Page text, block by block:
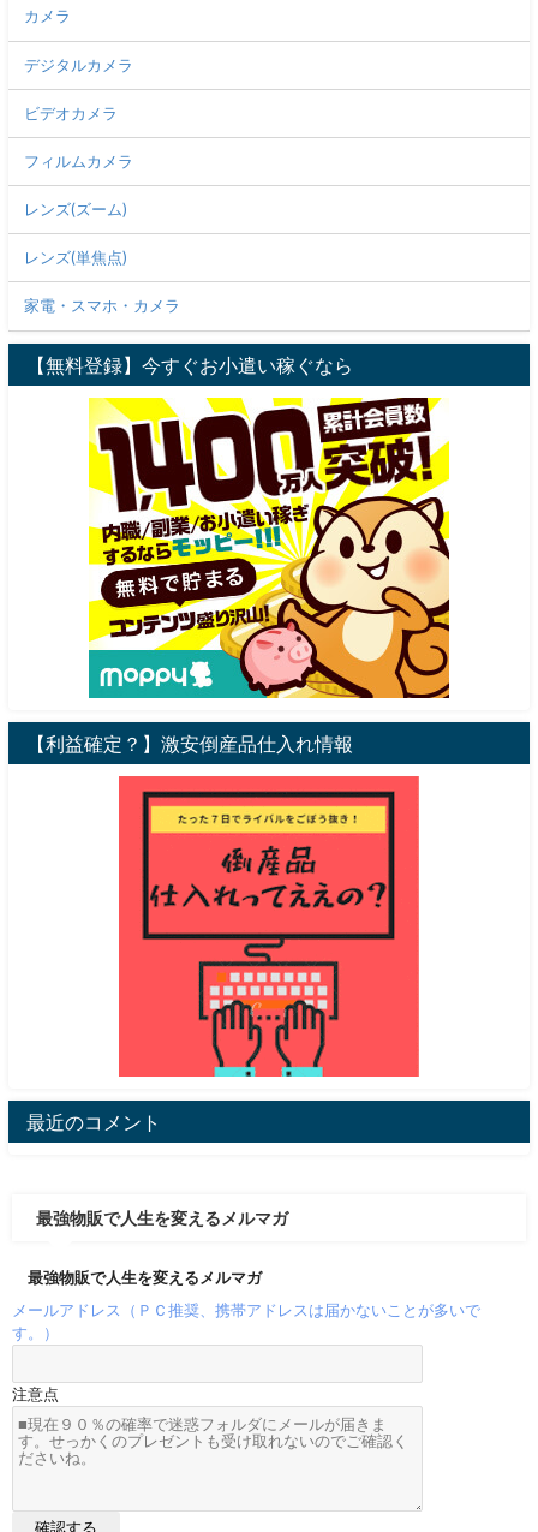
カメラ
デジタルカメラ
ビデオカメラ
フィルムカメラ
レンズ(ズーム)
レンズ(単焦点)
家電・スマホ・カメラ
【無料登録】今すぐお小遣い稼ぐなら
【利益確定？】激安倒産品仕入れ情報
最近のコメント
最強物販で人生を変えるメルマガ
最強物販で人生を変えるメルマガ
メールアドレス（ＰＣ推奨、携帯アドレスは届かないことが多いで
す。）
注意点